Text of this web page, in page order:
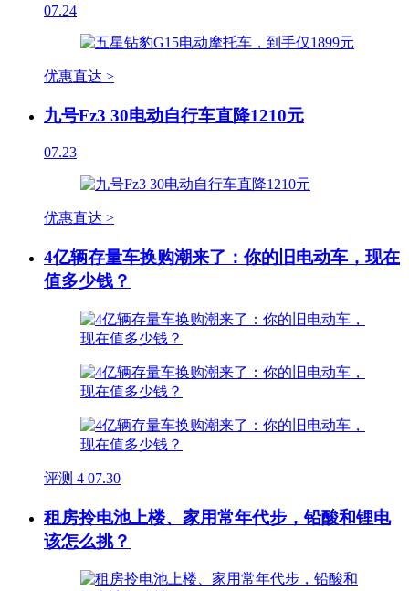
07.24
优惠直达 >
九号Fz3 30电动自行车直降1210元
07.23
优惠直达 >
4亿辆存量车换购潮来了：你的旧电动车，现在
值多少钱？
评测 4 07.30
租房拎电池上楼、家用常年代步，铅酸和锂电
该怎么挑？